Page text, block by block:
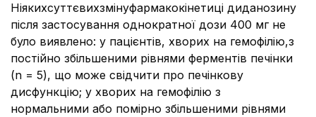
Ніякихсуттєвихзмінуфармакокінетиці диданозину
після застосування однократної дози 400 мг не
було виявлено: у пацієнтів, хворих на гемофілію,з
постійно збільшеними рівнями ферментів печінки
(n = 5), що може свідчити про печінкову
дисфункцію; у хворих на гемофілію з
нормальними або помірно збільшеними рівнями